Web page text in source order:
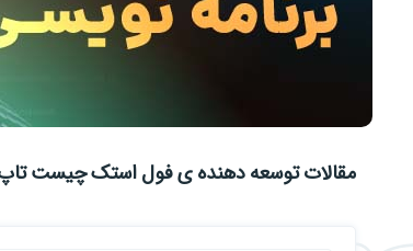
مقالات توسعه دهنده ی فول استک چیست